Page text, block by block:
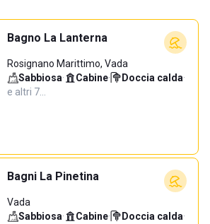
Bagno La Lanterna
Rosignano Marittimo, Vada
Sabbiosa· Cabine· Doccia calda·
e altri 7…
Bagni La Pinetina
Vada
Sabbiosa· Cabine· Doccia calda·